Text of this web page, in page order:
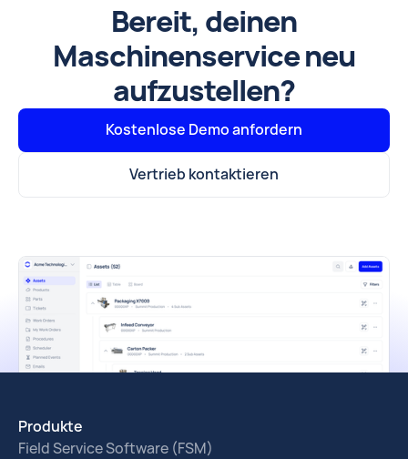
Bereit, deinen
Maschinenservice neu
aufzustellen?
Kostenlose Demo anfordern
Vertrieb kontaktieren
Produkte
Field Service Software (FSM)